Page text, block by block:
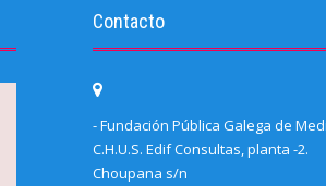
Contacto
- Fundación Pública Galega de
C.H.U.S. Edif Consultas, planta -2.
Choupana s/n